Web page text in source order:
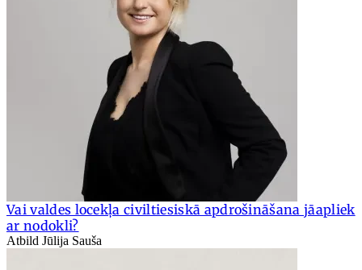
Vai valdes locekļa civiltiesiskā apdrošināšana jāapliek
ar nodokli?
Atbild Jūlija Sauša